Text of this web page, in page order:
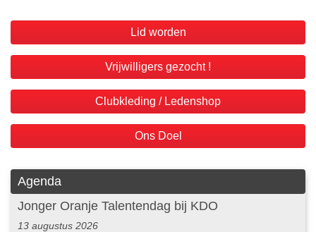
Lid worden
Vrijwilligers gezocht !
Clubkleding / Ledenshop
Ons Doel
Agenda
Jonger Oranje Talentendag bij KDO
13 augustus 2026